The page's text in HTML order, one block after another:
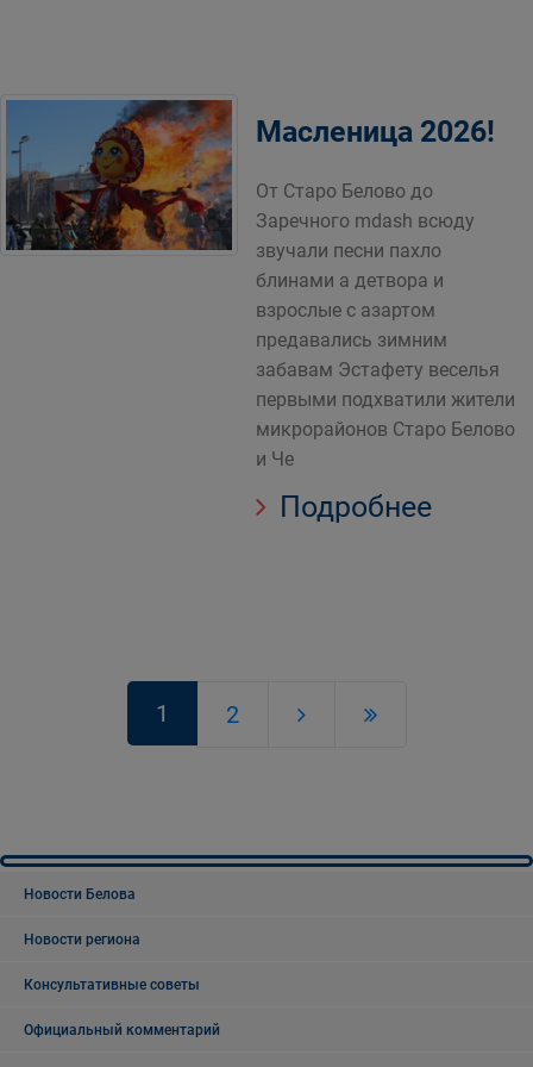
Масленица 2026!
От Старо Белово до
Заречного mdash всюду
звучали песни пахло
блинами а детвора и
взрослые с азартом
предавались зимним
забавам Эстафету веселья
первыми подхватили жители
микрорайонов Старо Белово
и Че
Подробнее
1 2
Новости Белова
Новости региона
Консультативные советы
Официальный комментарий